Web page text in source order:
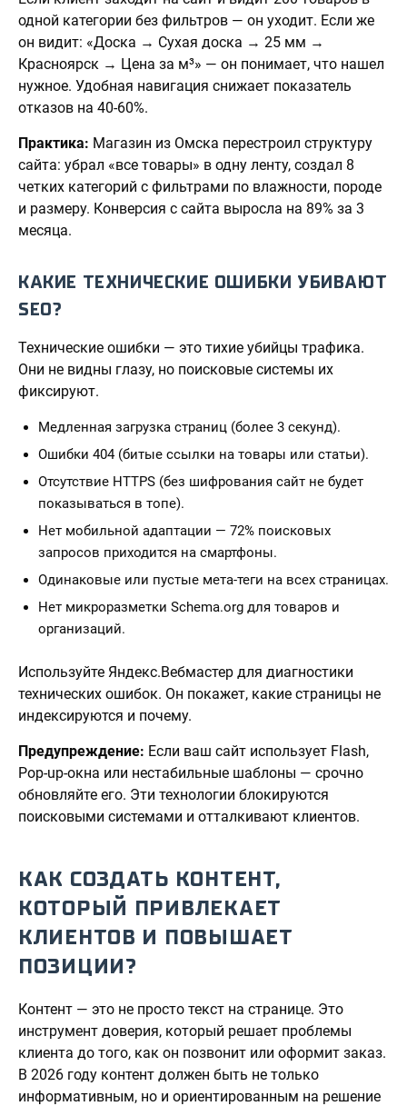
одной категории без фильтров — он уходит. Если же
он видит: «Доска → Сухая доска → 25 мм →
Красноярск → Цена за м³» — он понимает, что нашел
нужное. Удобная навигация снижает показатель
отказов на 40-60%.
Практика: Магазин из Омска перестроил структуру
сайта: убрал «все товары» в одну ленту, создал 8
четких категорий с фильтрами по влажности, породе
и размеру. Конверсия с сайта выросла на 89% за 3
месяца.
КАКИЕ ТЕХНИЧЕСКИЕ ОШИБКИ УБИВАЮТ
SEO?
Технические ошибки — это тихие убийцы трафика.
Они не видны глазу, но поисковые системы их
фиксируют.
Медленная загрузка страниц (более 3 секунд).
Ошибки 404 (битые ссылки на товары или статьи).
Отсутствие HTTPS (без шифрования сайт не будет
показываться в топе).
Нет мобильной адаптации — 72% поисковых
запросов приходится на смартфоны.
Одинаковые или пустые мета-теги на всех страницах.
Нет микроразметки Schema.org для товаров и
организаций.
Используйте Яндекс.Вебмастер для диагностики
технических ошибок. Он покажет, какие страницы не
индексируются и почему.
Предупреждение: Если ваш сайт использует Flash,
Pop-up-окна или нестабильные шаблоны — срочно
обновляйте его. Эти технологии блокируются
поисковыми системами и отталкивают клиентов.
КАК СОЗДАТЬ КОНТЕНТ,
КОТОРЫЙ ПРИВЛЕКАЕТ
КЛИЕНТОВ И ПОВЫШАЕТ
ПОЗИЦИИ?
Контент — это не просто текст на странице. Это
инструмент доверия, который решает проблемы
клиента до того, как он позвонит или оформит заказ.
В 2026 году контент должен быть не только
информативным, но и ориентированным на решение